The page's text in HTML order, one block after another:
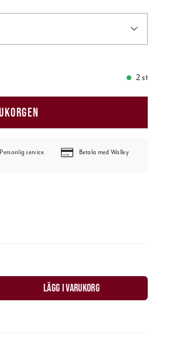
2 st
Personlig service Betala med Walley
LÄGG I VARUKORG